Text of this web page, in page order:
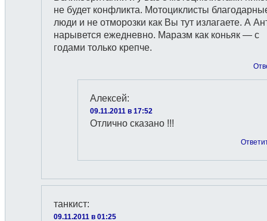
не будет конфликта. Мотоциклисты
люди и не отморозки как Вы тут излагаете. А
нарывется ежедневно. Маразм как коньяк — с
годами только крепче.
Алексей:
09.11.2011 в 17:52
Отлично сказано !!!
танкист:
09.11.2011 в 01:25